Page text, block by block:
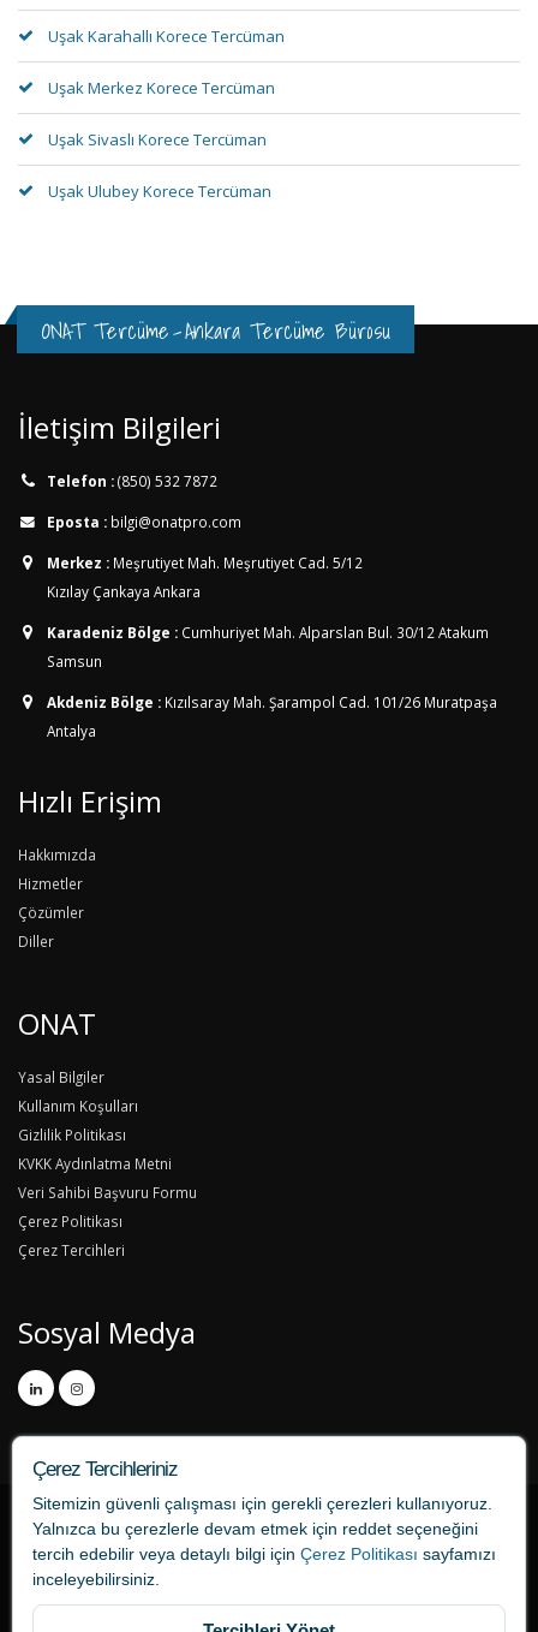
Uşak Karahallı Korece Tercüman
Uşak Merkez Korece Tercüman
Uşak Sivaslı Korece Tercüman
Uşak Ulubey Korece Tercüman
ONAT Tercüme-Ankara Tercüme Bürosu
İletişim Bilgileri
Telefon :(850) 532 7872
Eposta : bilgi@onatpro.com
Merkez : Meşrutiyet Mah. Meşrutiyet Cad. 5/12
Kızılay Çankaya Ankara
Karadeniz Bölge : Cumhuriyet Mah. Alparslan Bul. 30/12 Atakum
Samsun
Akdeniz Bölge : Kızılsaray Mah. Şarampol Cad. 101/26 Muratpaşa
Antalya
Hızlı Erişim
Hakkımızda
Hizmetler
Çözümler
Diller
ONAT
Yasal Bilgiler
Kullanım Koşulları
Gizlilik Politikası
KVKK Aydınlatma Metni
Veri Sahibi Başvuru Formu
Çerez Politikası
Çerez Tercihleri
Sosyal Medya
Çerez Tercihleriniz
Sitemizin güvenli çalışması için gerekli çerezleri kullanıyoruz.
Yalnızca bu çerezlerle devam etmek için reddet seçeneğini
tercih edebilir veya detaylı bilgi için Çerez Politikası sayfamızı
inceleyebilirsiniz.